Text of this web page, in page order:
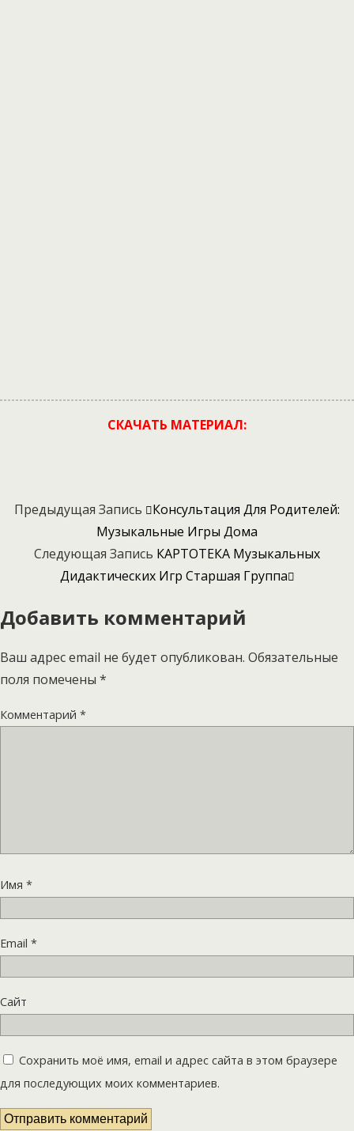
СКАЧАТЬ МАТЕРИАЛ:
Предыдущая Запись
Консультация Для Родителей:
Музыкальные Игры Дома
Следующая Запись КАРТОТЕКА Музыкальных
Дидактических Игр Старшая Группа
Добавить комментарий
Ваш адрес email не будет опубликован. Обязательные
поля помечены *
Комментарий *
Имя *
Email *
Сайт
Сохранить моё имя, email и адрес сайта в этом браузере
для последующих моих комментариев.